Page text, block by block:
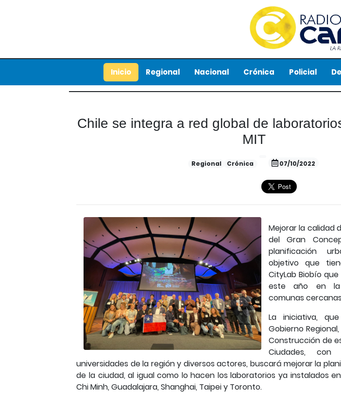
Inicio Regional Nacional Crónica Policial
Chile se integra a red global de
MIT
Regional Crónica 07/10/2022
Mejorar la calidad
del Gran
planificación
objetivo que
CityLab Biobío
este año en
comunas
La iniciativa,
Gobierno
Construcción de
Ciudades,
universidades de la región y diversos actores, buscará mejorar la
de la ciudad, al igual como lo hacen los laboratorios ya instalados
Chi Minh, Guadalajara, Shanghai, Taipei y Toronto.